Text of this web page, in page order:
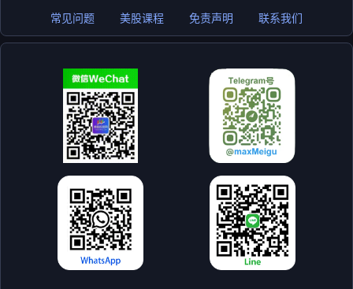
常见问题 美股课程 免责声明 联系我们